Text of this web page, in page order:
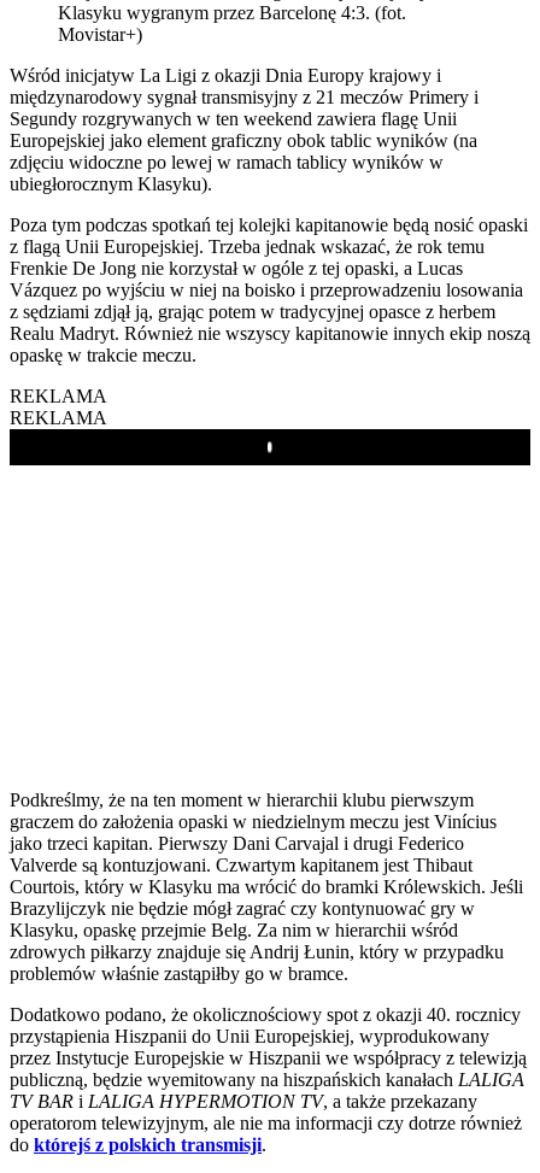
Klasyku wygranym przez Barcelonę 4:3. (fot.
Movistar+)
Wśród inicjatyw La Ligi z okazji Dnia Europy krajowy i
międzynarodowy sygnał transmisyjny z 21 meczów Primery i
Segundy rozgrywanych w ten weekend zawiera flagę Unii
Europejskiej jako element graficzny obok tablic wyników (na
zdjęciu widoczne po lewej w ramach tablicy wyników w
ubiegłorocznym Klasyku).
Poza tym podczas spotkań tej kolejki kapitanowie będą nosić opaski
z flagą Unii Europejskiej. Trzeba jednak wskazać, że rok temu
Frenkie De Jong nie korzystał w ogóle z tej opaski, a Lucas
Vázquez po wyjściu w niej na boisko i przeprowadzeniu losowania
z sędziami zdjął ją, grając potem w tradycyjnej opasce z herbem
Realu Madryt. Również nie wszyscy kapitanowie innych ekip noszą
opaskę w trakcie meczu.
REKLAMA
REKLAMA
Play
Podkreślmy, że na ten moment w hierarchii klubu pierwszym
graczem do założenia opaski w niedzielnym meczu jest Vinícius
jako trzeci kapitan. Pierwszy Dani Carvajal i drugi Federico
Valverde są kontuzjowani. Czwartym kapitanem jest Thibaut
Courtois, który w Klasyku ma wrócić do bramki Królewskich. Jeśli
Brazylijczyk nie będzie mógł zagrać czy kontynuować gry w
Klasyku, opaskę przejmie Belg. Za nim w hierarchii wśród
zdrowych piłkarzy znajduje się Andrij Łunin, który w przypadku
problemów właśnie zastąpiłby go w bramce.
Dodatkowo podano, że okolicznościowy spot z okazji 40. rocznicy
przystąpienia Hiszpanii do Unii Europejskiej, wyprodukowany
przez Instytucje Europejskie w Hiszpanii we współpracy z telewizją
publiczną, będzie wyemitowany na hiszpańskich kanałach LALIGA
TV BAR i LALIGA HYPERMOTION TV, a także przekazany
operatorom telewizyjnym, ale nie ma informacji czy dotrze również
do którejś z polskich transmisji.